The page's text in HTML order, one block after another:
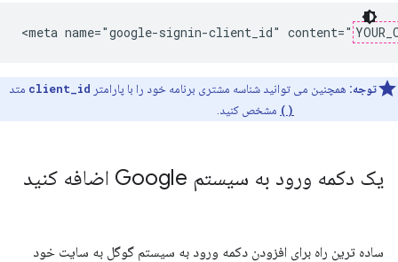
<meta name="google-signin-client_id" content="
توجه: همچنین می توانید شناسه مشتری برنامه خود را با پارامتر client_id متد
مشخص کنید.
یک دکمه ورود به سیستم Google اضافه کنید
ساده ترین راه برای افزودن دکمه ورود به سیستم گوگل به سایت خود